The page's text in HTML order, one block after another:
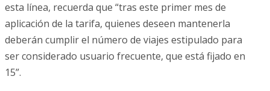
esta línea, recuerda que “tras este primer mes de
aplicación de la tarifa, quienes deseen mantenerla
deberán cumplir el número de viajes estipulado para
ser considerado usuario frecuente, que está fijado en
15”.